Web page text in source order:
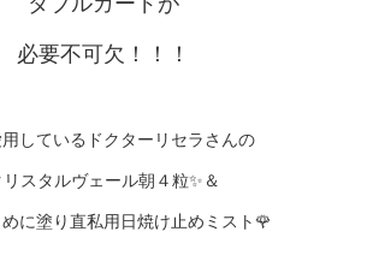
必要不可欠！！！
しているドクターリセラさんの
リスタルヴェール朝４粒✨＆
めに塗り直私用日焼け止めミスト🌹